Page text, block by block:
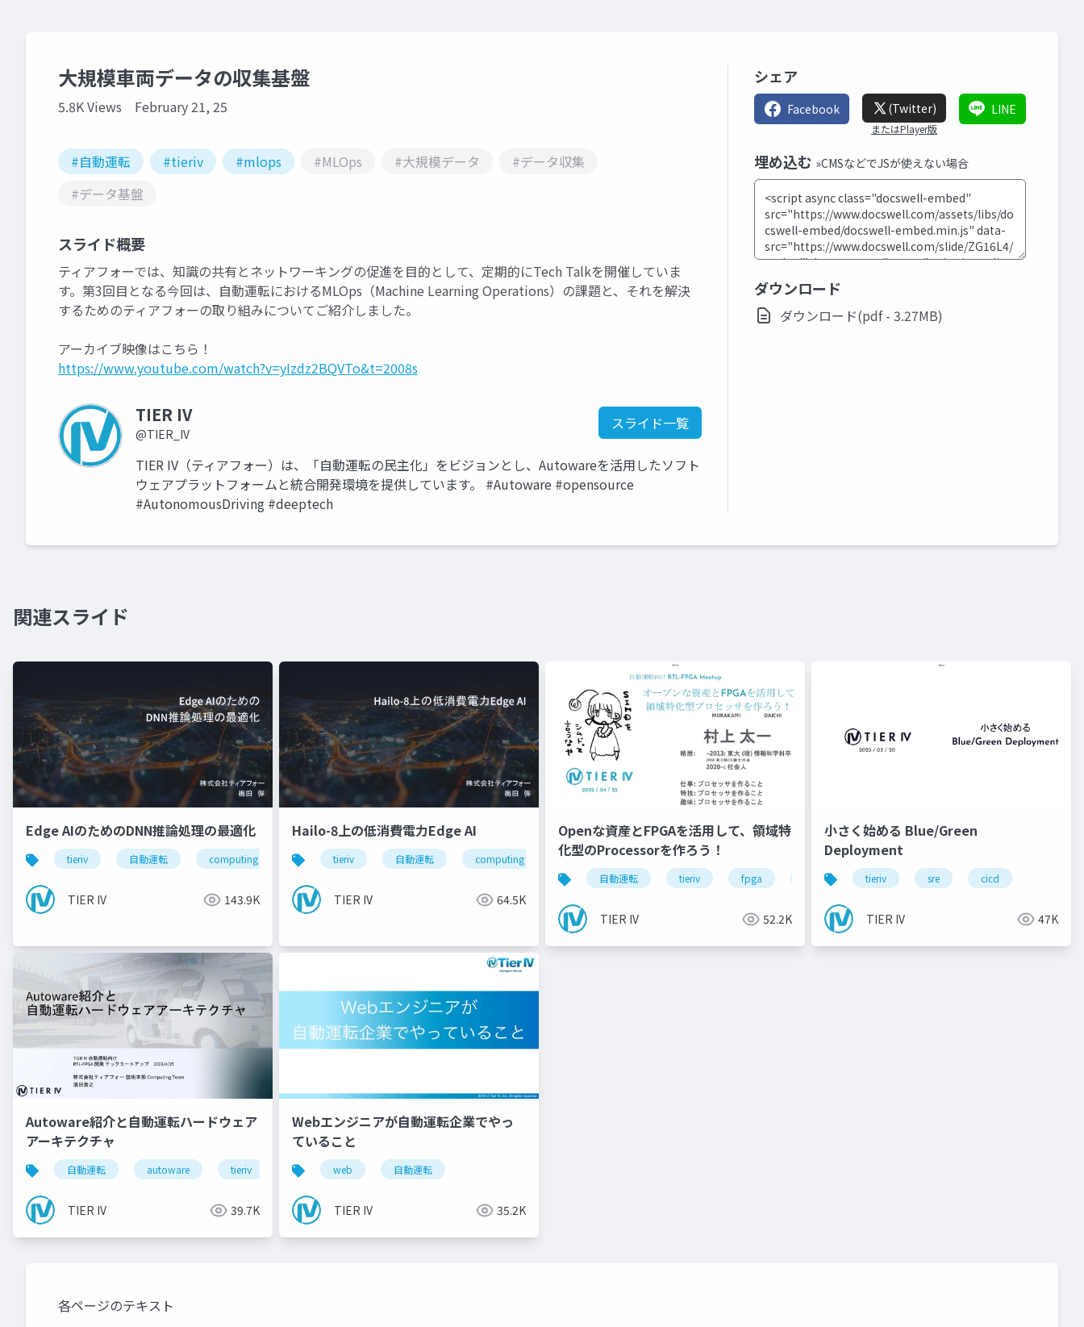
大規模車両データの収集基盤
5.8K Views February 21, 25
#自動運転 #tieriv #mlops #MLOps #大規模データ
#データ収集
#データ基盤
スライド概要
ティアフォーでは、知識の共有とネットワーキングの促進を目的として、定期的にTech Talkを開催していま
す。第3回目となる今回は、自動運転におけるMLOps（Machine Learning Operations）の課題と、それを解決
するためのティアフォーの取り組みについてご紹介しました。
アーカイブ映像はこちら！
https://www.youtube.com/watch?v=yIzdz2BQVTo&t=2008s
TIER IV
@TIER_IV
スライド一覧
TIER IV（ティアフォー）は、「自動運転の民主化」をビジョンとし、Autowareを活用したソフト
ウェアプラットフォームと統合開発環境を提供しています。 #Autoware #opensource
#AutonomousDriving #deeptech
シェア
Facebook (Twitter)
またはPlayer版
LINE
埋め込む »CMSなどでJSが使えない場合
ダウンロード
ダウンロード(pdf - 3.27MB)
関連スライド
Edge AIのためのDNN推論処理の最適化
tieriv 自動運転 computing tierivmeetup
TIER IV 143.9K
Hailo-8上の低消費電力Edge AI
tieriv 自動運転 computing hailo edgeai autoware
TIER IV 64.5K
Openな資産とFPGAを活用して、領域特
化型のProcessorを作ろう！
自動運転 tieriv fpga autoware riscv llvm
TIER IV 52.2K
小さく始める Blue/Green
Deployment
tieriv sre cicd
TIER IV 47K
Autoware紹介と自動運転ハードウェア
アーキテクチャ
自動運転 autoware tieriv fpga
TIER IV 39.7K
Webエンジニアが自動運転企業でやっ
ていること
web 自動運転
TIER IV 35.2K
各ページのテキスト